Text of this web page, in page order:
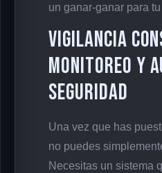
un ganar-ganar para
Vigilancia
Monitoreo y
Seguridad
Una vez que has
no puedes
Necesitas un sistema